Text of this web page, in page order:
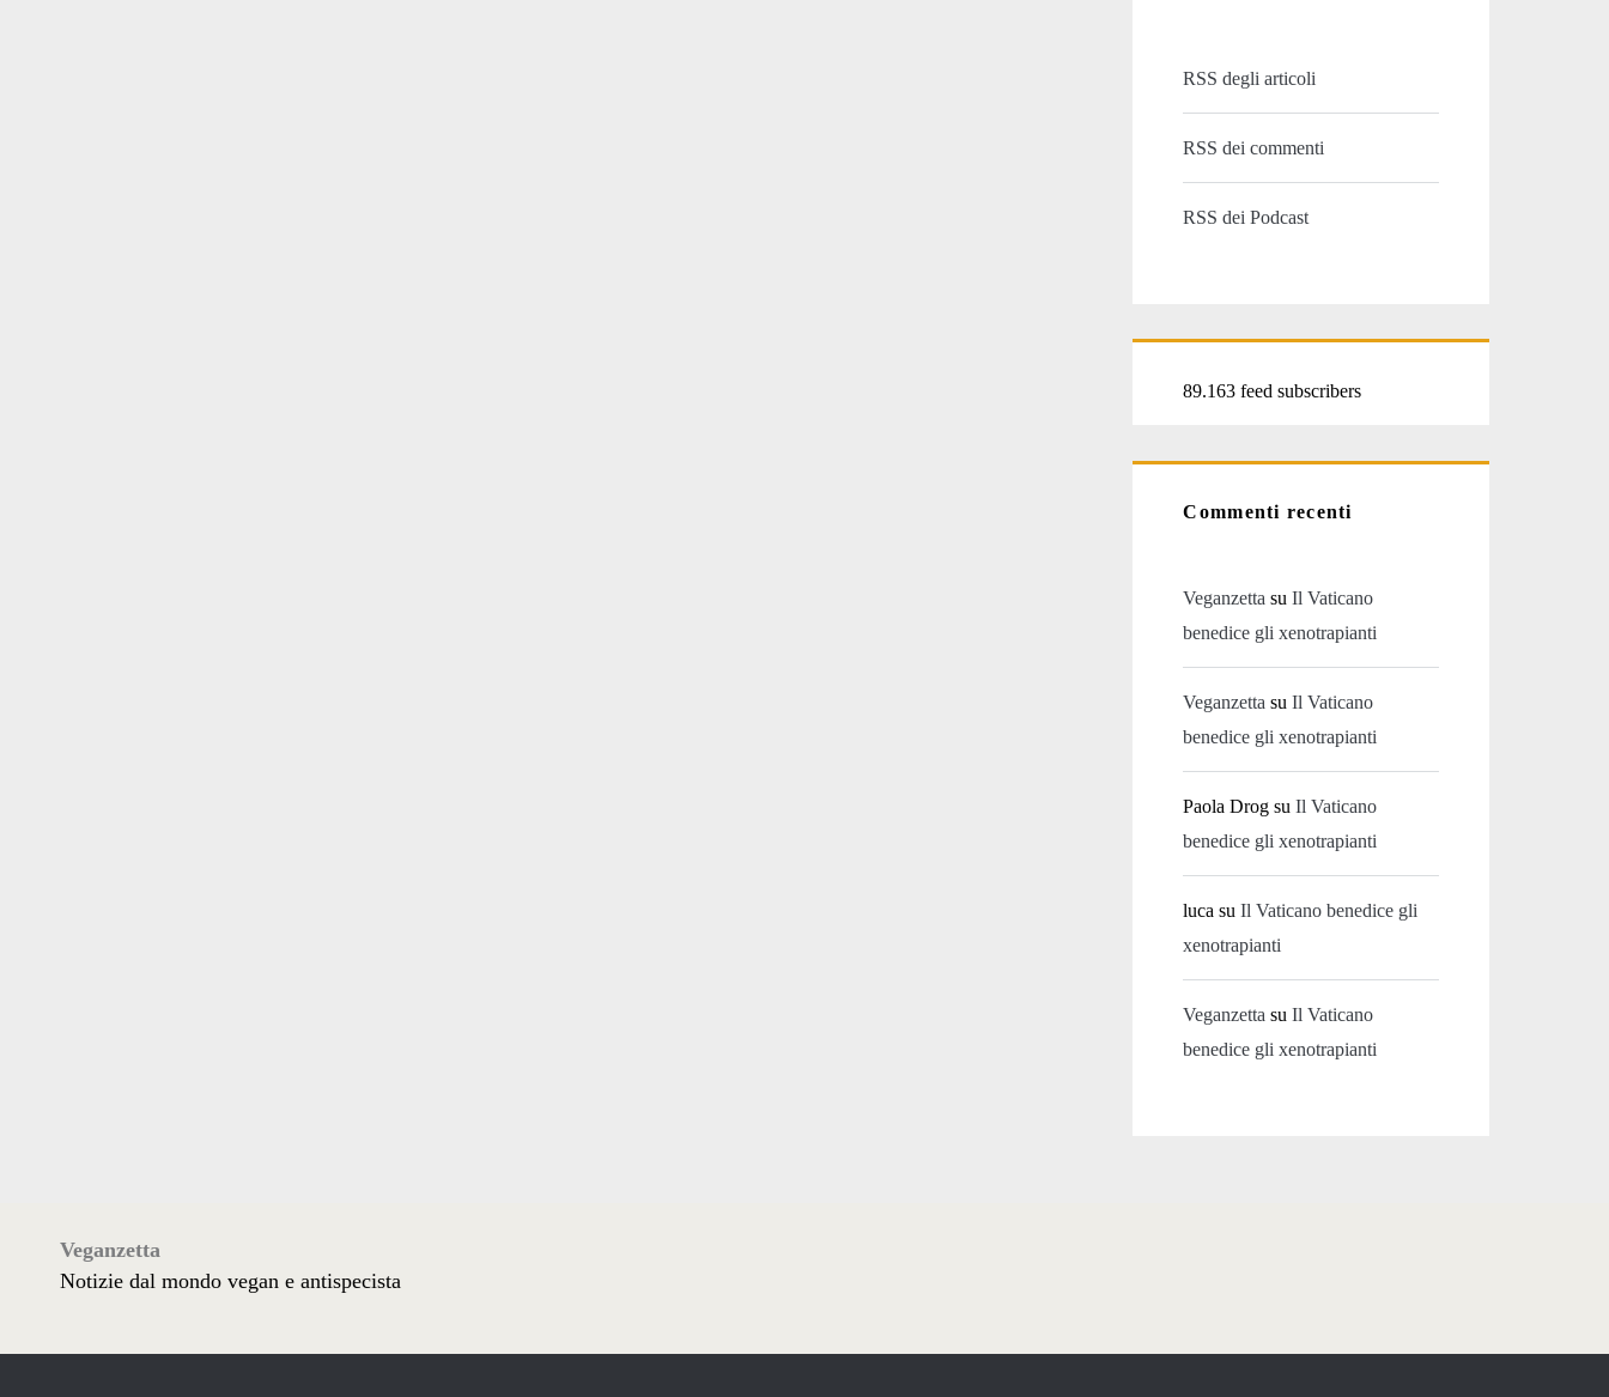
RSS degli articoli
RSS dei commenti
RSS dei Podcast
89.163 feed subscribers
Commenti recenti
Veganzetta suIl Vaticano
benedice gli xenotrapianti
Veganzetta suIl Vaticano
benedice gli xenotrapianti
Paola Drog suIl Vaticano
benedice gli xenotrapianti
luca suIl Vaticano benedice gli
xenotrapianti
Veganzetta suIl Vaticano
benedice gli xenotrapianti
Veganzetta
Notizie dal mondo vegan e antispecista